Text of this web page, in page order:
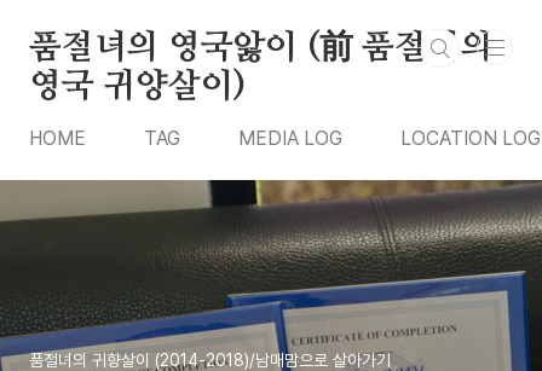
품절녀의 영국앓이 (前 품절녀의
영국 귀양살이)
HOME TAG MEDIA LOG LOCATION LOG
품절녀의 귀향살이 (2014-2018)/남매맘으로 살아가기